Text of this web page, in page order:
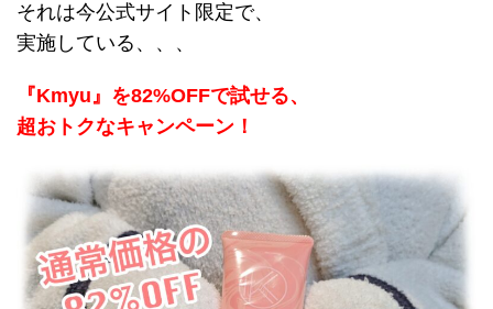
それは今公式サイト限定で、
実施している、、、
『Kmyu』を82%OFFで試せる、
超おトクなキャンペーン！